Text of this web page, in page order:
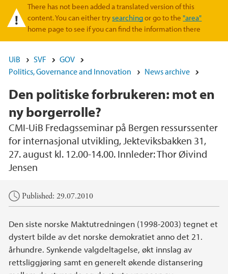
Warning message
There has not been added a translated version of this
content. You can either try searchingor go to the"area"
home page to see if you can find the information there
UiB SVF
GOV
Politics, Governance and Innovation
News archive
Den politiske forbrukeren: mot en
ny borgerrolle?
CMI-UiB Fredagsseminar på Bergen ressurssenter
for internasjonal utvikling, Jekteviksbakken 31,
27. august kl. 12.00-14.00. Innleder: Thor Øivind
Jensen
Main content
Published: 29.07.2010
Den siste norske Maktutredningen (1998-2003) tegnet et
dystert bilde av det norske demokratiet anno det 21.
århundre. Synkende valgdeltagelse, økt innslag av
rettsliggjøring samt en generelt økende distansering